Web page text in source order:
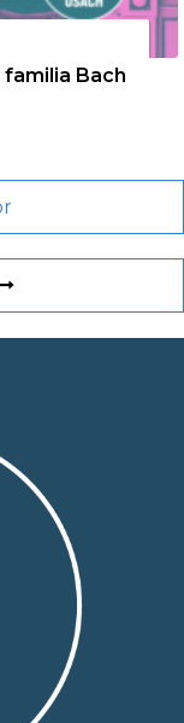
familia Bach